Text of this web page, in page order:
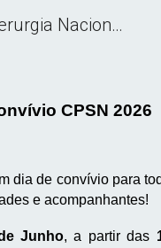
Skip to
Clube do Pessoal da Siderurgia Nacional
CPSN 2026
dia de convívio para
e acompanhantes!
Junho, a partir das